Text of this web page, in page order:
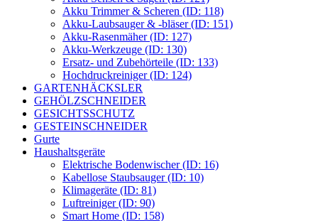
Akku Trimmer & Scheren (ID: 118)
Akku-Laubsauger & -bläser (ID: 151)
Akku-Rasenmäher (ID: 127)
Akku-Werkzeuge (ID: 130)
Ersatz- und Zubehörteile (ID: 133)
Hochdruckreiniger (ID: 124)
GARTENHÄCKSLER
GEHÖLZSCHNEIDER
GESICHTSSCHUTZ
GESTEINSCHNEIDER
Gurte
Haushaltsgeräte
Elektrische Bodenwischer (ID: 16)
Kabellose Staubsauger (ID: 10)
Klimageräte (ID: 81)
Luftreiniger (ID: 90)
Smart Home (ID: 158)